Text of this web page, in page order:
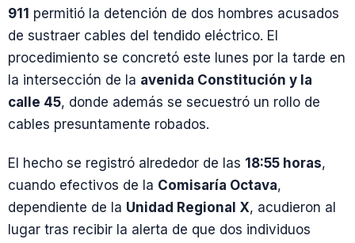
911 permitió la detención de dos hombres acusados
de sustraer cables del tendido eléctrico. El
procedimiento se concretó este lunes por la tarde en
la intersección de la avenida Constitución y la
calle 45, donde además se secuestró un rollo de
cables presuntamente robados.
El hecho se registró alrededor de las 18:55 horas,
cuando efectivos de la Comisaría Octava,
dependiente de la Unidad Regional X, acudieron al
lugar tras recibir la alerta de que dos individuos